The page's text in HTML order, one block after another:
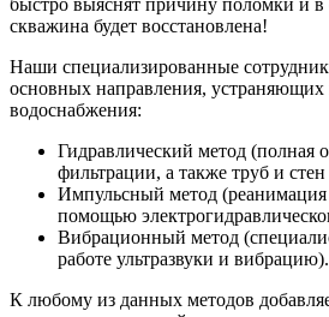
быстро выяснят причину поломки и в
скважина будет восстановлена!
Наши специализированные
основных направления, устраняющих
водоснабжения:
Гидравлический метод (полная
фильтрации, а также труб и
Импульсный метод
помощью
Вибрационный метод
работе ультразвуки и вибрацию).
К любому из данных методов